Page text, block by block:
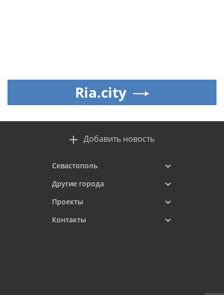
Ria.city
Добавить новость
Севастополь
Другие города
Проекты
Контакты